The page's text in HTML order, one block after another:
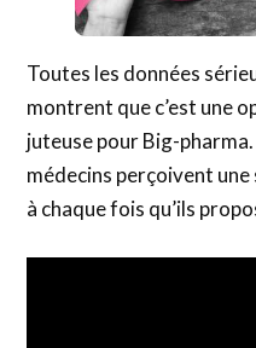
Toutes les données
montrent que c’est une
juteuse pour Big-
médecins perçoivent
à chaque fois qu’ils